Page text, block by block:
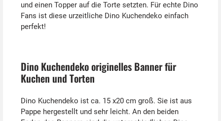
und einen Topper auf die Torte setzten. Für echte Dino
Fans ist diese urzeitliche Dino Kuchendeko einfach
perfekt!
Dino Kuchendeko originelles Banner für
Kuchen und Torten
Dino Kuchendeko ist ca. 15 x20 cm groß. Sie ist aus
Pappe hergestellt und sehr leicht. An den beiden